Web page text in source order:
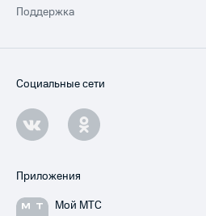
Поддержка
Социальные сети
Приложения
Мой МТС